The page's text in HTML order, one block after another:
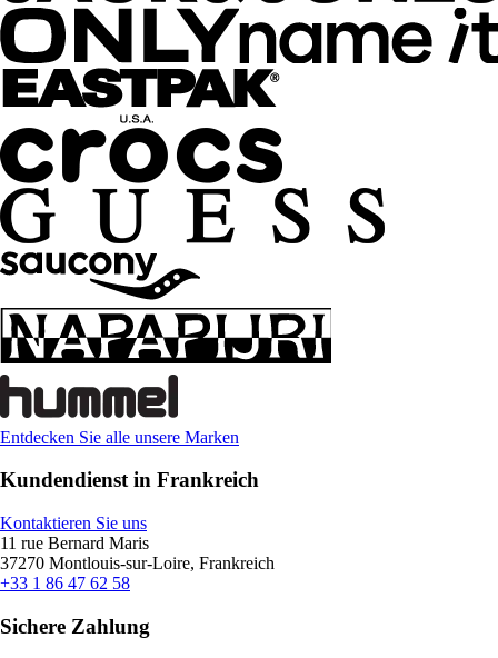
Entdecken Sie alle unsere Marken
Kundendienst in Frankreich
Kontaktieren Sie uns
11 rue Bernard Maris
37270 Montlouis-sur-Loire, Frankreich
+33 1 86 47 62 58
Sichere Zahlung